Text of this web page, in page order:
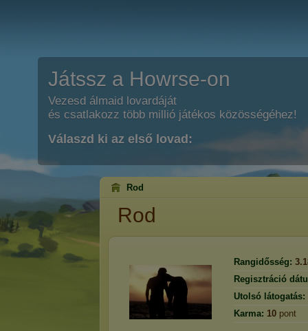
Játssz a Howrse-on
Vezesd álmaid lovardáját
és csatlakozz több millió játékos közösségéhez!
Válaszd ki az első lovad:
Rod
Rod
Rangidősség:
Regisztráció
Utolsó látogatás:
Karma: 10 pont